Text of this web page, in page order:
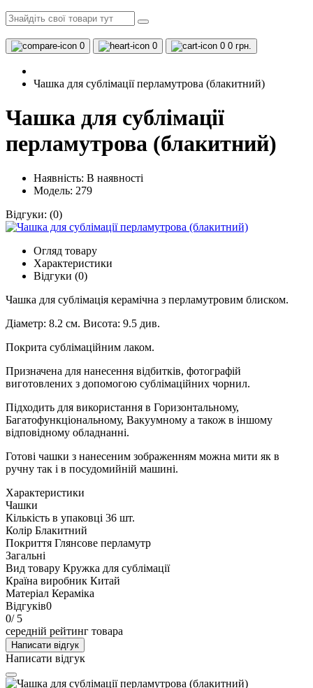
0 0 0 0 грн.
Чашка для сублімації перламутрова (блакитний)
Чашка для сублімації
перламутрова (блакитний)
Наявність: В наявності
Модель: 279
Відгуки: (0)
Огляд товару
Характеристики
Відгуки (0)
Чашка для сублімація керамічна з перламутровим блиском.
Діаметр: 8.2 см. Висота: 9.5 див.
Покрита сублімаційним лаком.
Призначена для нанесення відбитків, фотографій
виготовлених з допомогою сублімаційних чорнил.
Підходить для використання в Горизонтальному,
Багатофункціональному, Вакуумному а також в іншому
відповідному обладнанні.
Готові чашки з нанесеним зображенням можна мити як в
ручну так і в посудомийній машині.
Характеристики
Чашки
Кількість в упаковці 36 шт.
Колір Блакитний
Покриття Глянсове перламутр
Загальні
Вид товару Кружка для сублімації
Країна виробник Китай
Матеріал Кераміка
Відгуків0
0/ 5
середній рейтинг товара
Написати відгук
Написати відгук